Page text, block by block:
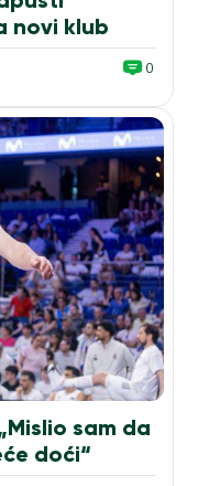
novi klub
0
sam da
doći“